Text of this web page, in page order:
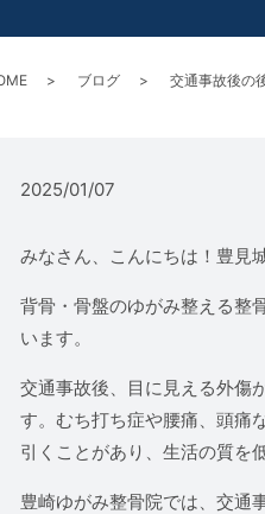
ブログ 交通事故後の
2025/01/07
みなさん、こんにちは！豊見
背骨・骨盤のゆがみ整える整
います。
交通事故後、目に見える外傷
す。むち打ち症や腰痛、頭痛
引くことがあり、生活の質を
豊崎ゆがみ整骨院では、交通